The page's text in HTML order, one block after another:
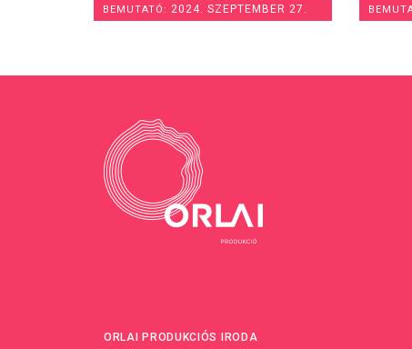
BEMUTATÓ: 2024. SZEPTEMBER 12.
ORLAI PRODUKCIÓS IRODA